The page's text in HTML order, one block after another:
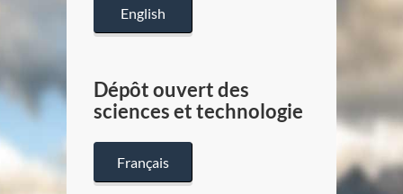
English
Dépôt ouvert des
sciences et technologie
Français